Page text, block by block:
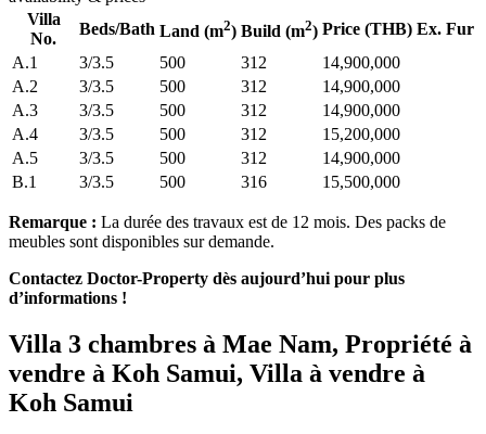
Villa
No.
Beds/Bath Land (m2) Build (m2) Price (THB) Ex. Fur
A.1
3/3.5 500 312
14,900,000
A.2
3/3.5 500 312
14,900,000
A.3
3/3.5 500 312
14,900,000
A.4
3/3.5 500 312
15,200,000
A.5
3/3.5 500 312
14,900,000
B.1
3/3.5 500 316 15,500,000
Remarque : La durée des travaux est de 12 mois. Des packs de
meubles sont disponibles sur demande.
Contactez Doctor-Property dès aujourd’hui pour plus
d’informations !
Villa 3 chambres à Mae Nam, Propriété à
vendre à Koh Samui, Villa à vendre à
Koh Samui